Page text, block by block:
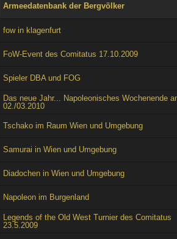
Armeedatenbank der Bergvölker
fow in klagenfurt
FoW-Event des Comitatus 17.10.2009
Spieler DBA und FOG
Das neue Jahr... Napoleonisches Wochenende
02./03.2010
Tschako im Raum Wien und Umgebung
Samurai in Wien und Umgebung
Diadochen in Wien und Umgebung
Napoleon im Burgenland
Legends of the Old West Turnier des Comitatus
23.5.2009